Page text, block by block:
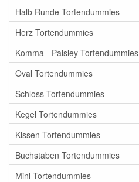
Halb Runde Tortendummies
Herz Tortendummies
Komma - Paisley Tortendummies
Oval Tortendummies
Schloss Tortendummies
Kegel Tortendummies
Kissen Tortendummies
Buchstaben Tortendummies
Mini Tortendummies